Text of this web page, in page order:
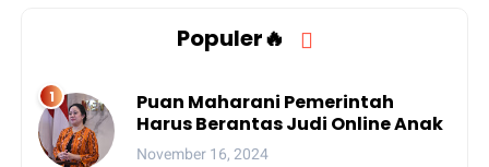
Populer🔥
Puan Maharani Pemerintah
Harus Berantas Judi Online Anak
November 16, 2024